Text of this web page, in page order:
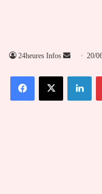
24heures Infos
Envoyer
courriel
20/
FacebookX